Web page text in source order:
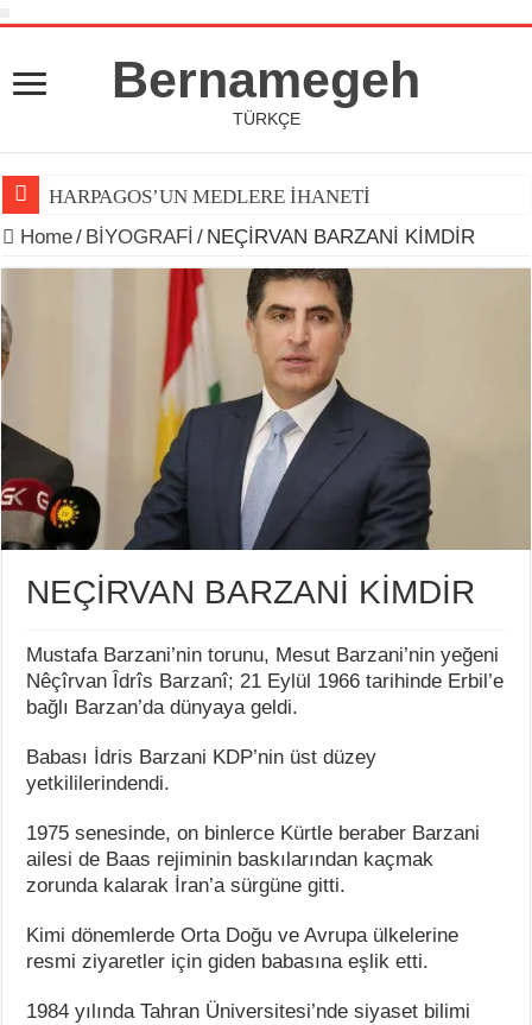
Bernamegeh
TÜRKÇE
HARPAGOS’UN MEDLERE İHANETİ
Home/ BİYOGRAFİ / NEÇİRVAN BARZANİ KİMDİR
NEÇİRVAN BARZANİ KİMDİR
Mustafa Barzani’nin torunu, Mesut Barzani’nin yeğeni
Nêçîrvan Îdrîs Barzanî; 21 Eylül 1966 tarihinde Erbil’e
bağlı Barzan’da dünyaya geldi.
Babası İdris Barzani KDP’nin üst düzey
yetkililerindendi.
1975 senesinde, on binlerce Kürtle beraber Barzani
ailesi de Baas rejiminin baskılarından kaçmak
zorunda kalarak İran’a sürgüne gitti.
Kimi dönemlerde Orta Doğu ve Avrupa ülkelerine
resmi ziyaretler için giden babasına eşlik etti.
1984 yılında Tahran Üniversitesi’nde siyaset bilimi